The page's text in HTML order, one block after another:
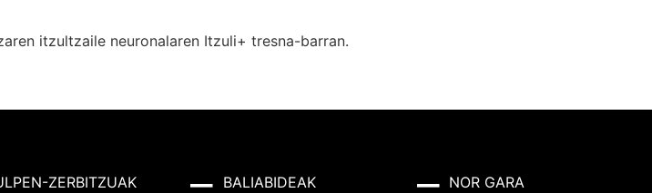
itzultzaile neuronalaren Itzuli+ tresna-barran.
ZERBITZUAK
BALIABIDEAK
NOR GARA